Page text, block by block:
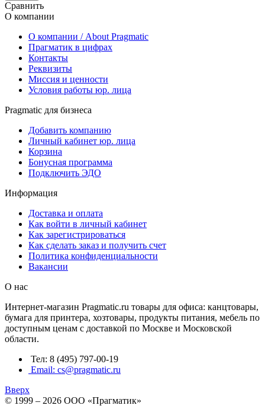
Сравнить
О компании
О компании / About Pragmatic
Прагматик в цифрах
Контакты
Реквизиты
Миссия и ценности
Условия работы юр. лица
Pragmatic для бизнеса
Добавить компанию
Личный кабинет юр. лица
Корзина
Бонусная программа
Подключить ЭДО
Информация
Доставка и оплата
Как войти в личный кабинет
Как зарегистрироваться
Как сделать заказ и получить счет
Политика конфиденциальности
Вакансии
О нас
Интернет-магазин Pragmatic.ru товары для офиса: канцтовары,
бумага для принтера, хозтовары, продукты питания, мебель по
доступным ценам с доставкой по Москве и Московской
области.
Тел: 8 (495) 797-00-19
Email: cs@pragmatic.ru
Вверх
© 1999 – 2026 ООО «Прагматик»